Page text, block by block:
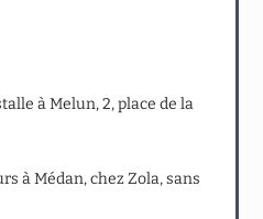
à Melun, 2, place de la
à Médan, chez Zola, sans